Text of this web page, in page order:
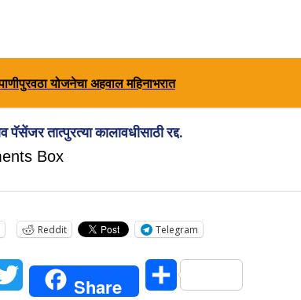
योजनेचा अहवाल महिनाभरात
पॅसेंजर तात्पुरत्या कालावधीसाठी रद्द.
Box
Reddit Telegram
Twitter Share Share